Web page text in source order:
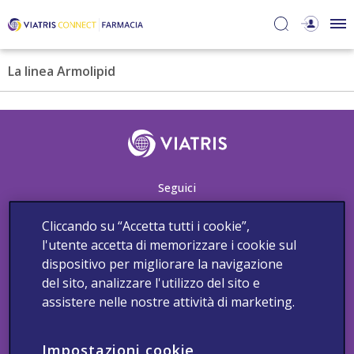
La linea Armolipid
Seguici
Informativa sulla Privacy
Termini e Condizioni
Cliccando su “Accetta tutti i cookie”,
l'utente accetta di memorizzare i cookie sul
dispositivo per migliorare la navigazione
del sito, analizzare l'utilizzo del sito e
assistere nelle nostre attività di marketing.
Impostazioni cookie